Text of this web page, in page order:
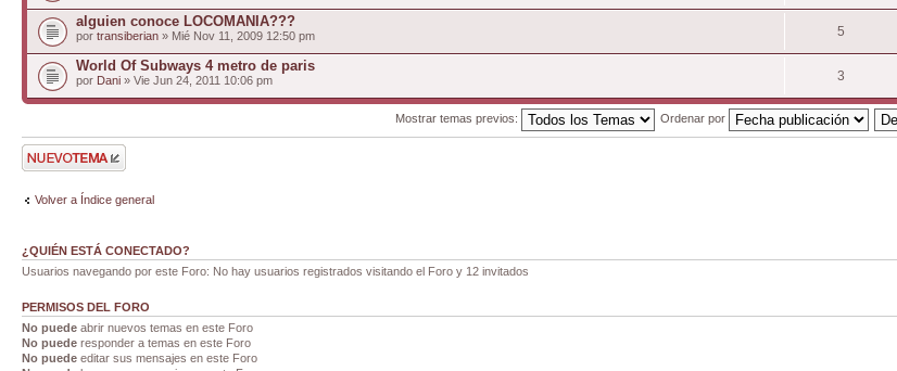
alguien conoce LOCOMANIA???
por transiberian » Mié Nov 11, 2009 12:50 pm 5
World Of Subways 4 metro de paris
por Dani » Vie Jun 24, 2011 10:06 pm 3
Mostrar temas previos: Ordenar por
Publicar un nuevo
tema
Volver a Índice general
¿QUIÉN ESTÁ CONECTADO?
Usuarios navegando por este Foro: No hay usuarios registrados visitando el Foro y 12 invitados
PERMISOS DEL FORO
No puede abrir nuevos temas en este Foro
No puede responder a temas en este Foro
No puede editar sus mensajes en este Foro